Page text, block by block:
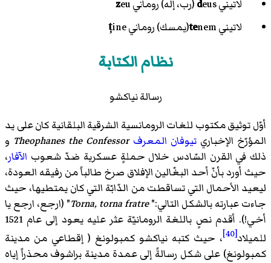
لاتيني deus (رب، إله) روماني zeu
لاتيني
tenem(يمسك) روماني ține
نظام الكتابة
رسالة نياكشو
أوّل توثيق مكتوب للغات الرومانسية الشرقية البلقانية كان على يد
المؤرّخ الإخباريتيوفان المعرف Theophanes the Confessor و
ذلك في القرن السّادس خلال حملةٍ عسكرية ضدّ شعوب الآفار،
حيث أورد بأنّ أحد البغّالين الإفلاق صرخ طالباً من رفيقه العودة،
ليعيد الأحمال التي تساقطت من الدّابّة التي كان يمتطيها، حيث
جاءت عبارته بالشكل التالي:"Torna, torna fratre" (ارجع، ارجع يا
أخي!). أقدم نصٍ باللغة الرومانيّة عثر عليه يعود إلى عام 1521
للميلاد[40]
، حيث كتبه نياكشو كمبولونغ ( إقطاعي من مدينة
كمبولونغ) على شكل رسالةً إلى عمدة مدينة براشوف محذراً إياه